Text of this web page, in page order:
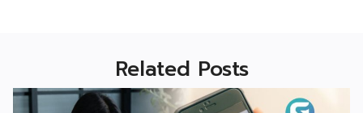
Related Posts